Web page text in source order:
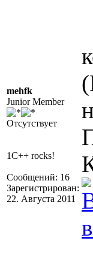
mehfk
Junior Member
Отсутствует
1C++ rocks!
Сообщений: 16
Зарегистрирован:
22. Августа 2011